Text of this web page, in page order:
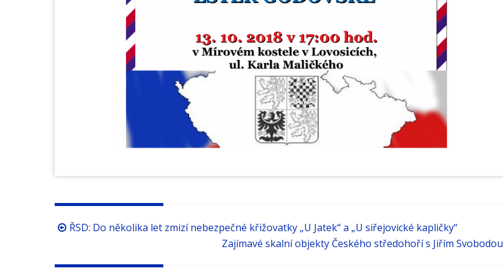
Procházení
ŘSD: Do několika let zmizí nebezpečné křižovatky „U Jatek“ a „U siřejovické kapličky“
Zajímavé skalní objekty Českého středohoří s Jiřím Svobodou